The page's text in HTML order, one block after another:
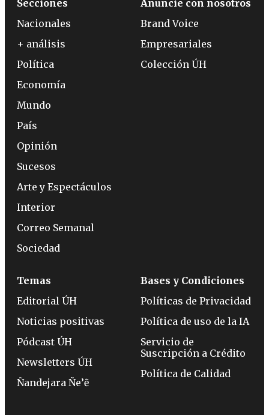
Secciones
Nacionales
+ análisis
Política
Economía
Mundo
País
Opinión
Sucesos
Arte y Espectáculos
Interior
Correo Semanal
Sociedad
Anuncie con nosotros
Brand Voice
Empresariales
Colección ÚH
Temas
Editorial ÚH
Noticias positivas
Pódcast ÚH
Newsletters ÚH
Ñandejara Ñe’ẽ
Bases y Condiciones
Políticas de Privacidad
Política de uso de la IA
Servicio de
Suscripción a Crédito
Política de Calidad